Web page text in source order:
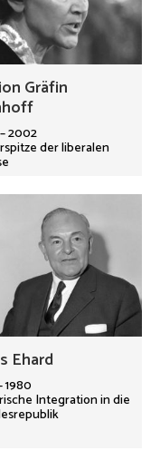
Gräfin
2002
der liberalen
Ehard
1980
Integration in die